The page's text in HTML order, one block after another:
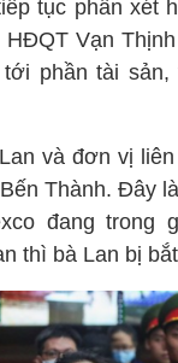
tục phần xét
Vạn
phần tài sản,
và đơn vị
Thành. Đây
đang trong
thì bà Lan bị